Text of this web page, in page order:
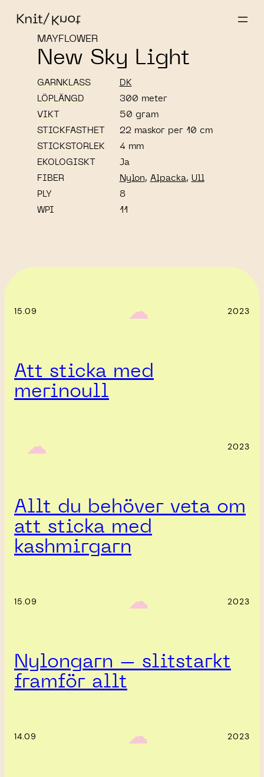
MAYFLOWER
New Sky Light
GARNKLASS
DK
LÖPLÄNGD
300 meter
VIKT
50 gram
STICKFASTHET
22 maskor per 10 cm
STICKSTORLEK
4 mm
EKOLOGISKT
Ja
FIBER
Nylon, Alpacka, Ull
PLY
8
WPI
11
15.09 ‎ ‎‎ ☁︎‎‎ 2023
Att sticka med
merinoull
‎ ‎‎ ☁︎‎‎ 2023
Allt du behöver veta om
att sticka med
kashmirgarn
15.09 ‎ ‎‎ ☁︎‎‎ 2023
Nylongarn – slitstarkt
framför allt
14.09 ‎ ‎‎ ☁︎‎‎ 2023